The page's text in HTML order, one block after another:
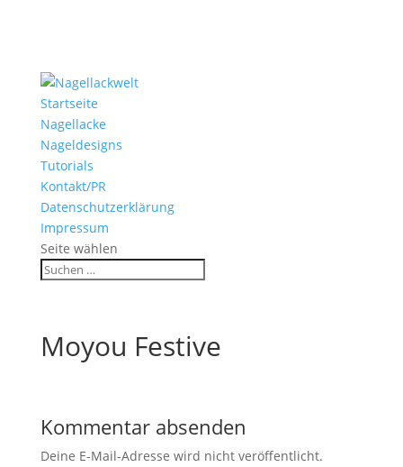
Startseite
Nagellacke
Nageldesigns
Tutorials
Kontakt/PR
Datenschutzerklärung
Impressum
Seite wählen
Moyou Festive
Kommentar absenden
Deine E-Mail-Adresse wird nicht veröffentlicht.